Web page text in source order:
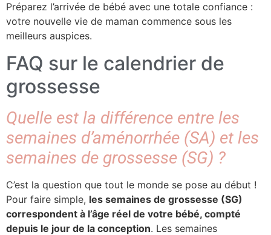
Préparez l’arrivée de bébé avec une totale confiance :
votre nouvelle vie de maman commence sous les
meilleurs auspices.
FAQ sur le calendrier de
grossesse
Quelle est la différence entre les
semaines d’aménorrhée (SA) et les
semaines de grossesse (SG) ?
C’est la question que tout le monde se pose au début !
Pour faire simple, les semaines de grossesse (SG)
correspondent à l’âge réel de votre bébé, compté
depuis le jour de la conception. Les semaines